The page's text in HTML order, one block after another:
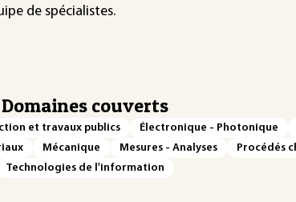
de spécialistes.
Domaines couverts
et travaux publics Électronique - Photonique
Mécanique Mesures - Analyses Procédés
Technologies de l'information